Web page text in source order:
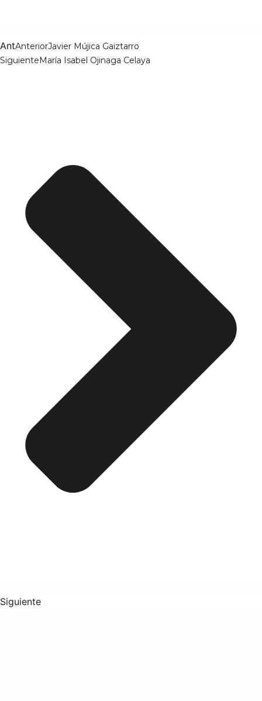
AntAnteriorJavier Mújica Gaiztarro
SiguienteMaría Isabel Ojinaga Celaya
Siguiente